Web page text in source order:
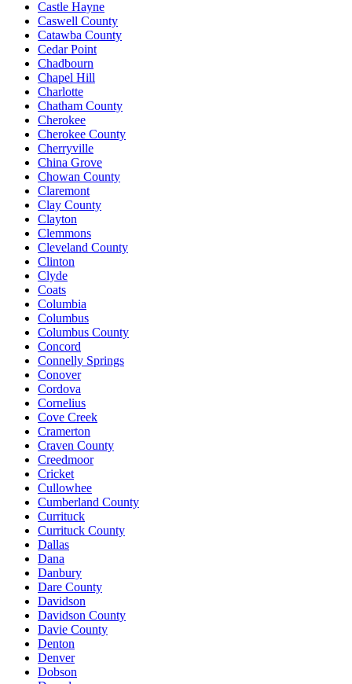
Castle Hayne
Caswell County
Catawba County
Cedar Point
Chadbourn
Chapel Hill
Charlotte
Chatham County
Cherokee
Cherokee County
Cherryville
China Grove
Chowan County
Claremont
Clay County
Clayton
Clemmons
Cleveland County
Clinton
Clyde
Coats
Columbia
Columbus
Columbus County
Concord
Connelly Springs
Conover
Cordova
Cornelius
Cove Creek
Cramerton
Craven County
Creedmoor
Cricket
Cullowhee
Cumberland County
Currituck
Currituck County
Dallas
Dana
Danbury
Dare County
Davidson
Davidson County
Davie County
Denton
Denver
Dobson